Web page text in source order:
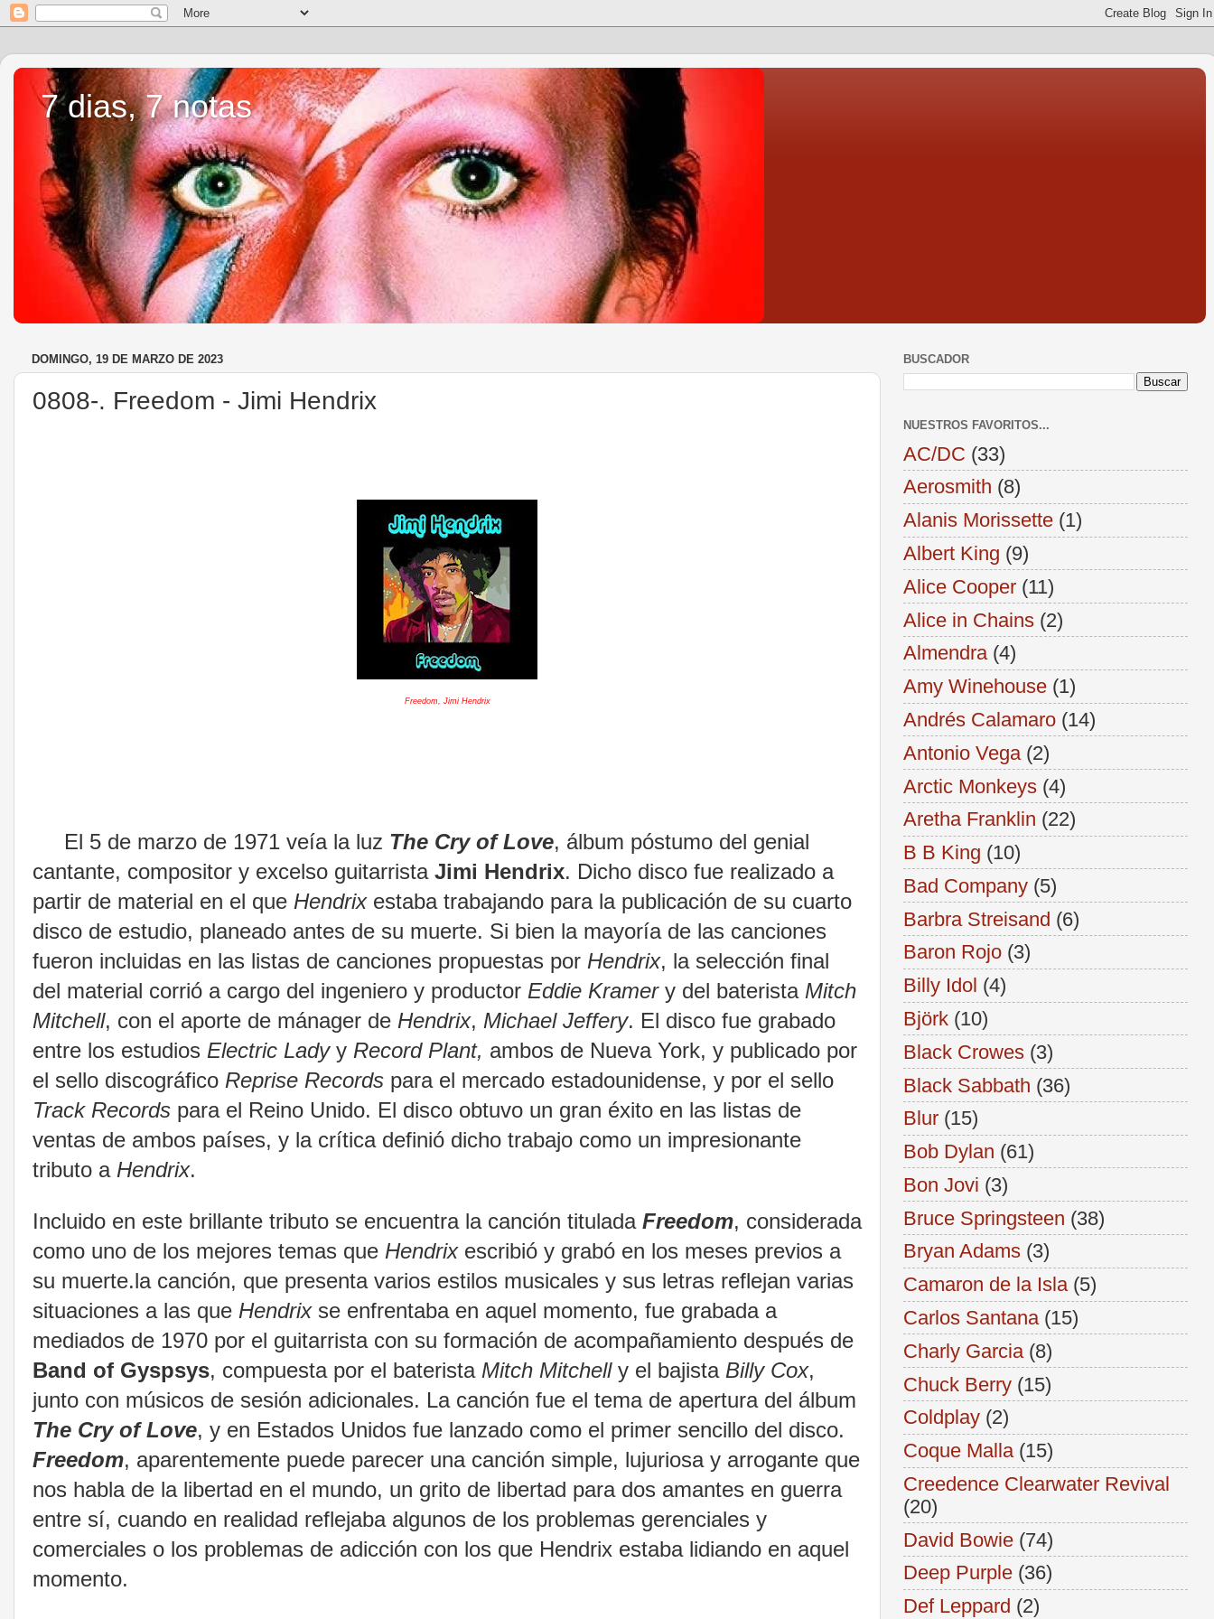
7 dias, 7 notas
DOMINGO, 19 DE MARZO DE 2023
0808-. Freedom - Jimi Hendrix
Freedom, Jimi Hendrix
El 5 de marzo de 1971 veía la luz The Cry of Love, álbum póstumo del genial
cantante, compositor y excelso guitarrista Jimi Hendrix. Dicho disco fue realizado a
partir de material en el que Hendrixestaba trabajando para la publicación de su cuarto
disco de estudio, planeado antes de su muerte. Si bien la mayoría de las canciones
fueron incluidas en las listas de canciones propuestas por Hendrix, la selección final
del material corrió a cargo del ingeniero y productor Eddie Kramery del baterista Mitch
Mitchell, con el aporte de mánager de Hendrix, Michael Jeffery. El disco fue grabado
entre los estudios Electric Lady y Record Plant, ambos de Nueva York, y publicado por
el sello discográfico Reprise Records para el mercado estadounidense, y por el sello
Track Records para el Reino Unido. El disco obtuvo un gran éxito en las listas de
ventas de ambos países, y la crítica definió dicho trabajo como un impresionante
tributo a Hendrix.
Incluido en este brillante tributo se encuentra la canción titulada Freedom, considerada
como uno de los mejores temas que Hendrixescribió y grabó en los meses previos a
su muerte.la canción, que presenta varios estilos musicales y sus letras reflejan varias
situaciones a las que Hendrixse enfrentaba en aquel momento, fue grabada a
mediados de 1970 por el guitarrista con su formación de acompañamiento después de
Band of Gyspsys, compuesta por el bateristaMitch Mitchelly el bajista Billy Cox,
junto con músicos de sesión adicionales. La canción fue el tema de apertura del álbum
The Cry of Love, y en Estados Unidos fue lanzado como el primer sencillo del disco.
Freedom, aparentemente puede parecer una canción simple, lujuriosa y arrogante que
nos habla de la libertad en el mundo, un grito de libertad para dos amantes en guerra
entre sí, cuando en realidad reflejaba algunos de los problemas gerenciales y
comerciales o los problemas de adicción con los que Hendrix estaba lidiando en aquel
momento.
BUSCADOR
NUESTROS FAVORITOS...
AC/DC (33)
Aerosmith (8)
Alanis Morissette (1)
Albert King (9)
Alice Cooper (11)
Alice in Chains (2)
Almendra (4)
Amy Winehouse (1)
Andrés Calamaro (14)
Antonio Vega (2)
Arctic Monkeys (4)
Aretha Franklin (22)
B B King (10)
Bad Company (5)
Barbra Streisand (6)
Baron Rojo (3)
Billy Idol (4)
Björk (10)
Black Crowes (3)
Black Sabbath (36)
Blur (15)
Bob Dylan (61)
Bon Jovi (3)
Bruce Springsteen (38)
Bryan Adams (3)
Camaron de la Isla (5)
Carlos Santana (15)
Charly Garcia (8)
Chuck Berry (15)
Coldplay (2)
Coque Malla (15)
Creedence Clearwater Revival
(20)
David Bowie (74)
Deep Purple (36)
Def Leppard (2)